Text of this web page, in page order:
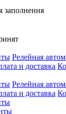
заполнения
Релейная
и доставка
Релейная
и доставка